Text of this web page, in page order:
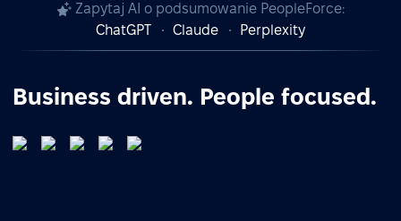
Zapytaj AI o podsumowanie PeopleForce:
ChatGPT
Claude Perplexity
Business driven. People focused.